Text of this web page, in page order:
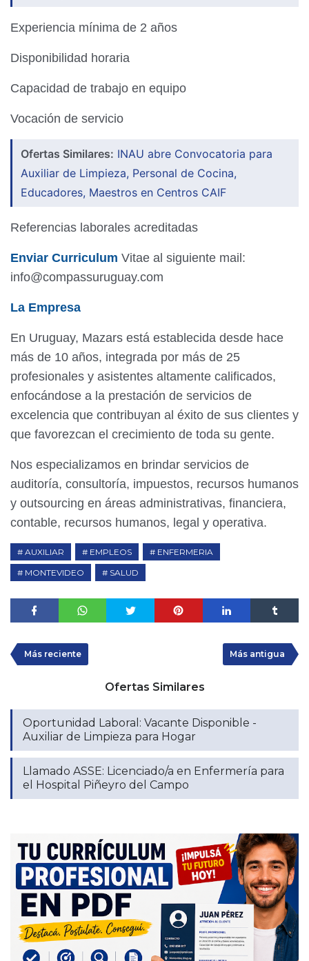
Experiencia mínima de 2 años
Disponibilidad horaria
Capacidad de trabajo en equipo
Vocación de servicio
Ofertas Similares: INAU abre Convocatoria para
Auxiliar de Limpieza, Personal de Cocina,
Educadores, Maestros en Centros CAIF
Referencias laborales acreditadas
Enviar Curriculum Vitae al siguiente mail:
info@compassuruguay.com
La Empresa
En Uruguay, Mazars está establecida desde hace
más de 10 años, integrada por más de 25
profesionales y asistentes altamente calificados,
enfocándose a la prestación de servicios de
excelencia que contribuyan al éxito de sus clientes y
que favorezcan el crecimiento de toda su gente.
Nos especializamos en brindar servicios de
auditoría, consultoría, impuestos, recursos humanos
y outsourcing en áreas administrativas, financiera,
contable, recursos humanos, legal y operativa.
AUXILIAR EMPLEOS
ENFERMERIA
MONTEVIDEO
SALUD
Más reciente Más antigua
Ofertas Similares
Oportunidad Laboral: Vacante Disponible -
Auxiliar de Limpieza para Hogar
Llamado ASSE: Licenciado/a en Enfermería para
el Hospital Piñeyro del Campo